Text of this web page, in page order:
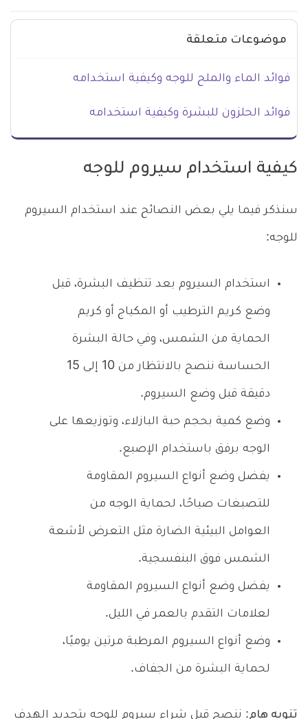
موضوعات متعلقة
فوائد الماء والملح للوجه وكيفية استخدامه
فوائد الحلزون للبشرة وكيفية استخدامه
كيفية استخدام سيروم للوجه
سنذكر فيما يلي بعض النصائح عند استخدام السيروم
للوجه:
استخدام السيروم بعد تنظيف البشرة، قبل
وضع كريم الترطيب أو المكياج أو كريم
الحماية من الشمس، وفي حالة البشرة
الحساسة ننصح بالانتظار من 10 إلى 15
دقيقة قبل وضع السيروم.
وضع كمية بحجم حبة البازلاء، وتوزيعها على
الوجه برفق باستخدام الإصبع.
يفضل وضع أنواع السيروم المقاومة
للتصبغات صباحًا، لحماية الوجه من
العوامل البيئية الضارة مثل التعرض لأشعة
الشمس فوق البنفسجية.
يفضل وضع أنواع السيروم المقاومة
لعلامات التقدم بالعمر في الليل.
وضع أنواع السيروم المرطبة مرتين يوميًا،
لحماية البشرة من الجفاف.
تنويه هام: ننصح قبل شراء سيروم للوجه بتحديد الهدف